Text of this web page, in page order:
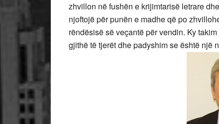
zhvillon në fushën e krijimtarisë letrare
njoftojë për punën e madhe që po
rëndësisë së veçantë për vendin. Ky
gjithë të tjerët dhe padyshim se është një